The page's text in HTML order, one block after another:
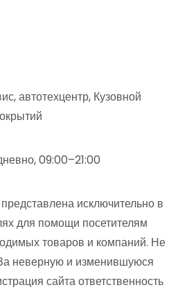
автотехцентр, Кузовной
09:00–21:00
исключительно в
для помощи посетителям
товаров и компаний. Не
неверную и изменившуюся
сайта ответственность